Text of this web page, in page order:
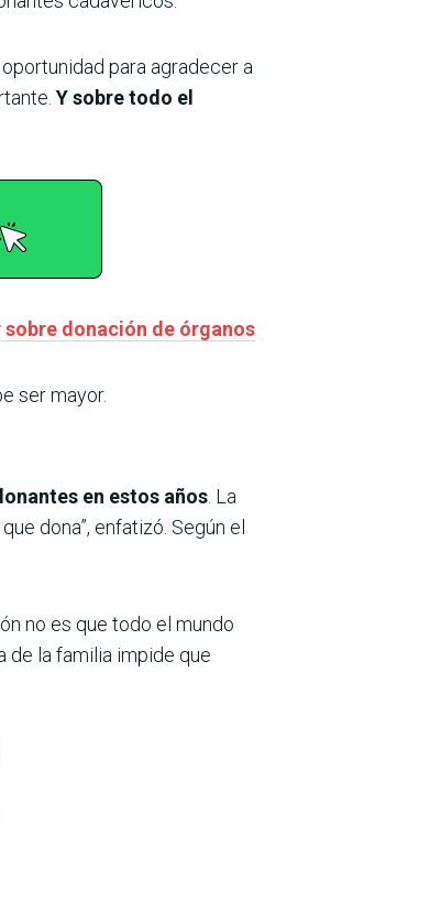
para agradecer a
Y sobre todo el
sobre donación de órganos
ser mayor.
en estos años . La
dona”, enfatizó. Según el
no es que todo el mundo
de la familia impide que